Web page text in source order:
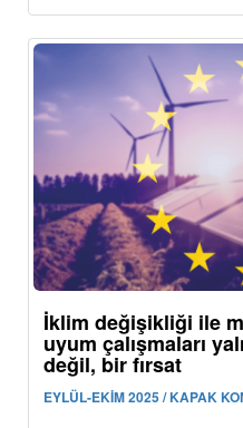
İklim değişikliği ile
uyum çalışmaları
değil, bir fırsat
EYLÜL-EKİM 2025 / KAPAK